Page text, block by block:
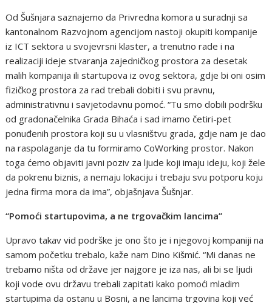
Od Šušnjara saznajemo da Privredna komora u suradnji sa
kantonalnom Razvojnom agencijom nastoji okupiti kompanije
iz ICT sektora u svojevrsni klaster, a trenutno rade i na
realizaciji ideje stvaranja zajedničkog prostora za desetak
malih kompanija ili startupova iz ovog sektora, gdje bi oni osim
fizičkog prostora za rad trebali dobiti i svu pravnu,
administrativnu i savjetodavnu pomoć. “Tu smo dobili podršku
od gradonačelnika Grada Bihaća i sad imamo četiri-pet
ponuđenih prostora koji su u vlasništvu grada, gdje nam je dao
na raspolaganje da tu formiramo CoWorking prostor. Nakon
toga ćemo objaviti javni poziv za ljude koji imaju ideju, koji žele
da pokrenu biznis, a nemaju lokaciju i trebaju svu potporu koju
jedna firma mora da ima”, objašnjava Šušnjar.
“Pomoći startupovima, a ne trgovačkim lancima”
Upravo takav vid podrške je ono što je i njegovoj kompaniji na
samom početku trebalo, kaže nam Dino Kišmić. “Mi danas ne
trebamo ništa od države jer najgore je iza nas, ali bi se ljudi
koji vode ovu državu trebali zapitati kako pomoći mladim
startupima da ostanu u Bosni, a ne lancima trgovina koji već